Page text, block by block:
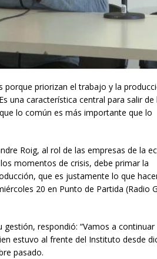
porque priorizan el trabajo y la
una característica central para salir de
lo común es más importante que lo
Roig, al rol de las empresas de la
momentos de crisis, debe primar la
que es justamente lo que
20 en Punto de Partida (Radio
respondió: “Vamos a continuar
estuvo al frente del Instituto desde
pasado.